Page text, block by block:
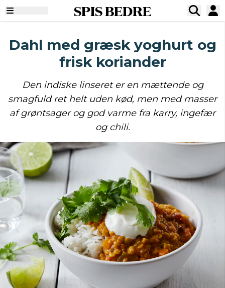
SPIS BEDRE
Dahl med græsk yoghurt og
frisk koriander
Den indiske linseret er en mættende og
smagfuld ret helt uden kød, men med masser
af grøntsager og god varme fra karry, ingefær
og chili.